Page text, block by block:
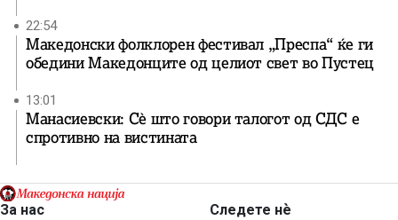
22:54
Македонски фолклорен фестивал „Преспа“ ќе ги
обедини Македонците од целиот свет во Пустец
13:01
Манасиевски: Сè што говори талогот од СДС е
спротивно на вистината
За нас
Следете нѐ